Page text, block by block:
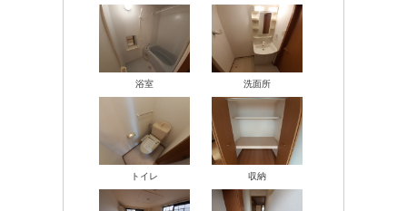
浴室 洗面所
トイレ 収納